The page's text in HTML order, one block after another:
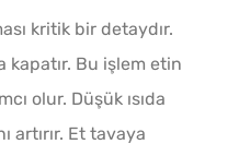
kritik bir detaydır.
kapatır. Bu işlem etin
olur. Düşük ısıda
artırır. Et tavaya